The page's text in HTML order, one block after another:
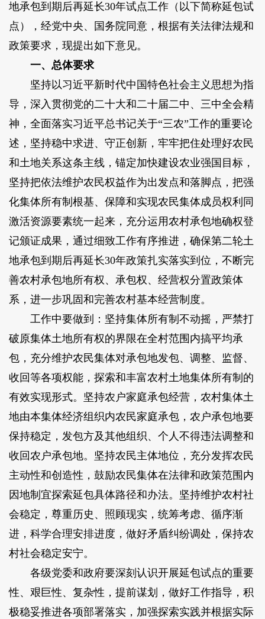
地承包到期后再延长30年试点工作（以下简称延包试
点），经党中央、国务院同意，根据有关法律法规和
政策要求，现提出如下意见。
一、总体要求
坚持以习近平新时代中国特色社会主义思想为指
导，深入贯彻党的二十大和二十届二中、三中全会精
神，全面落实习近平总书记关于“三农”工作的重要论
述，坚持稳中求进、守正创新，牢牢把住处理好农民
和土地关系这条主线，锚定加快建设农业强国目标，
坚持把依法维护农民权益作为出发点和落脚点，把强
化集体所有制根基、保障和实现农民集体成员权利同
激活资源要素统一起来，充分运用农村承包地确权登
记颁证成果，通过细致工作有序推进，确保第二轮土
地承包到期后再延长30年政策扎实落实到位，不断完
善农村承包地所有权、承包权、经营权分置政策体
系，进一步巩固和完善农村基本经营制度。
工作中要做到：坚持集体所有制不动摇，严禁打
破原集体土地所有权的界限在全村范围内搞平均承
包，充分维护农民集体对承包地发包、调整、监督、
收回等各项权能，探索和丰富农村土地集体所有制的
有效实现形式。坚持农户家庭承包经营，农村集体土
地由本集体经济组织内农民家庭承包，农户承包地要
保持稳定，发包方及其他组织、个人不得违法调整和
收回农户承包地。坚持农民主体地位，充分发挥农民
主动性和创造性，鼓励农民集体在法律和政策范围内
因地制宜探索延包具体路径和办法。坚持维护农村社
会稳定，尊重历史、照顾现实，统筹考虑、循序渐
进，科学合理安排进度，做好矛盾纠纷调处，保持农
村社会稳定安宁。
各级党委和政府要深刻认识开展延包试点的重要
性、艰巨性、复杂性，提前谋划，做好工作指导，积
极稳妥推进各项部署落实，加强探索实践并根据实际